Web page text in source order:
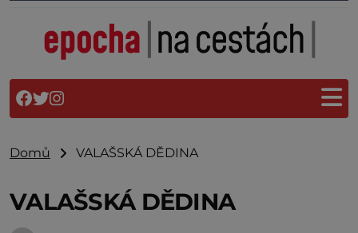
Domů VALAŠSKÁ DĚDINA
VALAŠSKÁ DĚDINA